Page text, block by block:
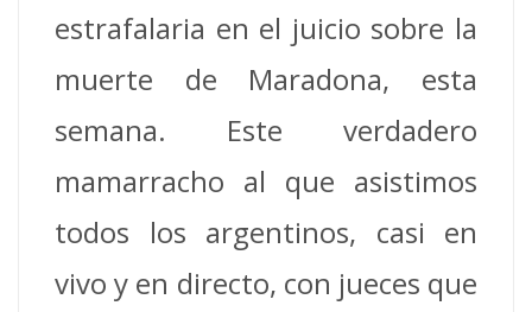
estrafalaria en el juicio sobre la
muerte de Maradona, esta
semana. Este verdadero
mamarracho al que asistimos
todos los argentinos, casi en
vivo y en directo, con jueces que